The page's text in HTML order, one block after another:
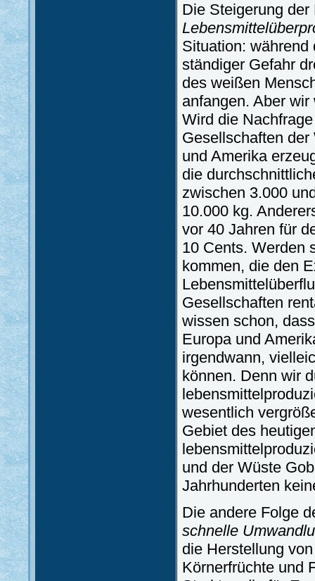
Die Steigerung
Situation: während
ständiger Gefahr
des weißen
anfangen. Aber
Wird die
Gesellschaften
und Amerika
die
zwischen 3.000
10.000 kg.
vor 40 Jahren für
10 Cents. Werden
kommen, die den
Gesellschaften
wissen schon,
Europa und
irgendwann,
können. Denn wir
wesentlich
Gebiet des
und der Wüste
Jahrhunderten
Die andere Folge
schnelle
die Herstellung
Körnerfrüchte und